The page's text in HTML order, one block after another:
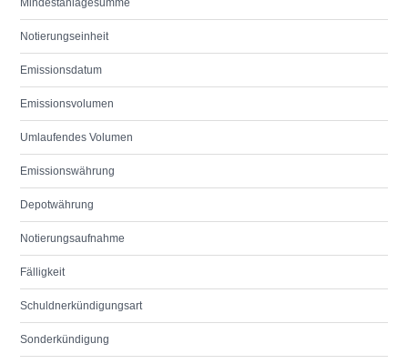
Mindestanlagesumme
Notierungseinheit
Emissionsdatum
Emissionsvolumen
Umlaufendes Volumen
Emissionswährung
Depotwährung
Notierungsaufnahme
Fälligkeit
Schuldnerkündigungsart
Sonderkündigung